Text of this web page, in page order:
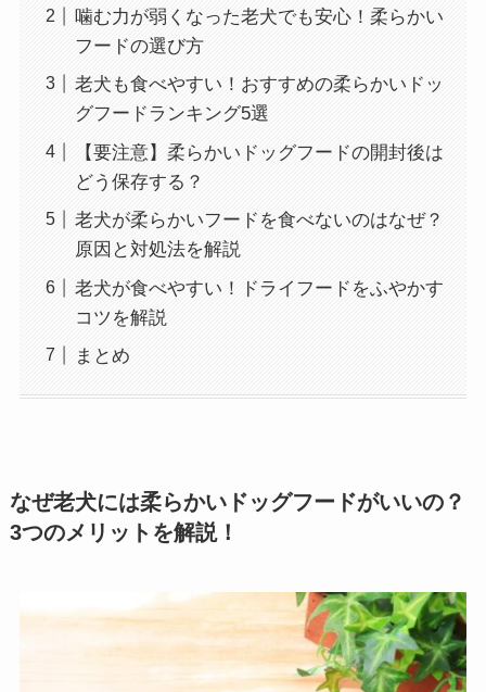
噛む力が弱くなった老犬でも安心！柔らかい
フードの選び方
老犬も食べやすい！おすすめの柔らかいドッ
グフードランキング5選
【要注意】柔らかいドッグフードの開封後は
どう保存する？
老犬が柔らかいフードを食べないのはなぜ？
原因と対処法を解説
老犬が食べやすい！ドライフードをふやかす
コツを解説
まとめ
なぜ老犬には柔らかいドッグフードがいいの？
3つのメリットを解説！